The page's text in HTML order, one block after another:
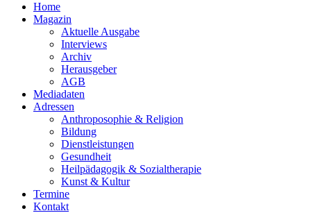
Home
Magazin
Aktuelle Ausgabe
Interviews
Archiv
Herausgeber
AGB
Mediadaten
Adressen
Anthroposophie & Religion
Bildung
Dienstleistungen
Gesundheit
Heilpädagogik & Sozialtherapie
Kunst & Kultur
Termine
Kontakt